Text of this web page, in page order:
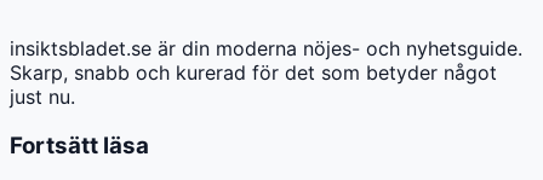
insiktsbladet.se är din moderna nöjes- och nyhetsguide.
Skarp, snabb och kurerad för det som betyder något
just nu.
Fortsätt läsa